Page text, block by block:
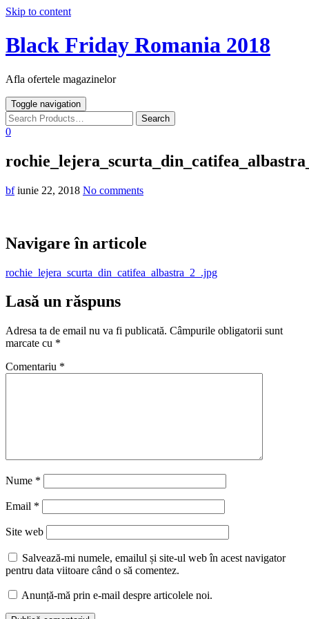
Skip to content
Black Friday Romania 2018
Afla ofertele magazinelor
Toggle navigation
0
bf iunie 22, 2018 No comments
Navigare în articole
rochie_lejera_scurta_din_catifea_albastra_2_.jpg
Lasă un răspuns
Adresa ta de email nu va fi publicată. Câmpurile obligatorii sunt
marcate cu *
Comentariu *
Nume *
Email *
Site web
Salvează-mi numele, emailul și site-ul web în acest navigator
pentru data viitoare când o să comentez.
Anunță-mă prin e-mail despre articolele noi.